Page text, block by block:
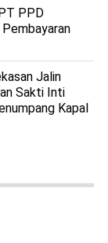
PPD
Jalin
Sakti Inti
Kapal